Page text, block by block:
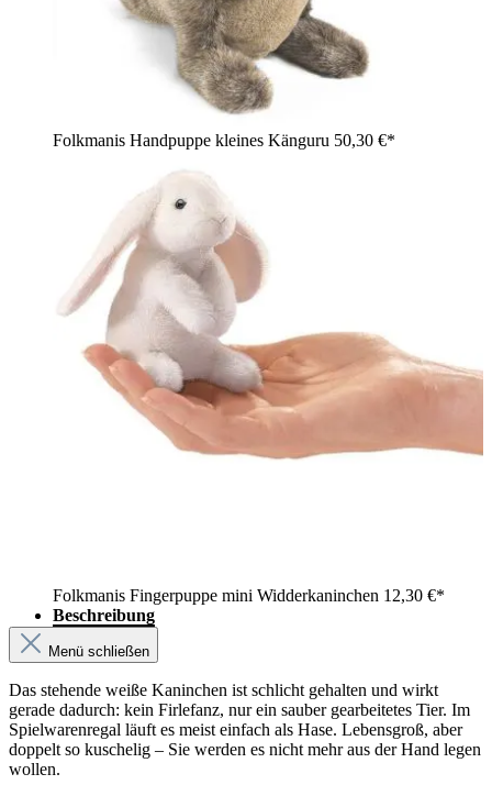
Folkmanis Handpuppe kleines Känguru 50,30 €*
Folkmanis Fingerpuppe mini Widderkaninchen 12,30 €*
Beschreibung
Menü schließen
Das stehende weiße Kaninchen ist schlicht gehalten und wirkt
gerade dadurch: kein Firlefanz, nur ein sauber gearbeitetes Tier. Im
Spielwarenregal läuft es meist einfach als Hase. Lebensgroß, aber
doppelt so kuschelig – Sie werden es nicht mehr aus der Hand legen
wollen.